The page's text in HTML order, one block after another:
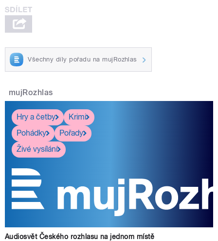
Všechny díly pořadu na mujRozhlas
mujRozhlas
Hry a četby
Krimi
Pohádky
Pořady
Živé vysílání
Audiosvět Českého rozhlasu na jednom místě